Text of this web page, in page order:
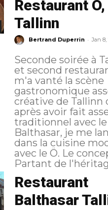
Restaurant Ö,
Tallinn
Bertrand Duperrin - Jan 8,
Seconde soirée à
et second
m'a vanté la scène
gastronomique
créative de Tallinn
après avoir fait
traditionnel avec le
Balthasar, je me
dans la cuisine
avec le Ö. Le concept
Partant de
Restaurant
Balthasar